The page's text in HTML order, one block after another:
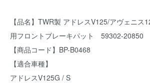
【品名】TWR製 アドレスV125/アヴェニス
用フロントブレーキパット 59302-20850
【商品コード】BP-B0468
【適合車種】
アドレスV125G / S